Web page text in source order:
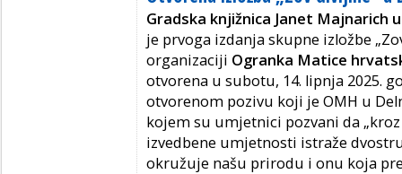
Gradska knjižnica Janet Majnarich
je prvoga izdanja skupne izložbe
organizaciji Ogranka Matice
otvorena u subotu, 14. lipnja 2025.
otvorenom pozivu koji je OMH u
kojem su umjetnici pozvani da
izvedbene umjetnosti istraže
okružuje našu prirodu i onu koja